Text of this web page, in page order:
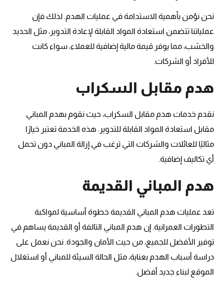
نحن نؤمن بأهمية الاستدامة في عمليات الهدم. لذلك فإن
عملياتنا تتضمن استعادة المواد القابلة لإعادة التدوير، مثل الحديد
والخشب، مما يوفر قيمة مالية إضافية للعملاء، سواء كانت
للأفراد أو الشركات.
هدم مقابل السكراب
نقدم خدمات هدم مقابل السكراب، حيث نقوم بهدم المباني
مقابل استعادة المواد القابلة للتدوير. هذه الخدمة تعتبر خيارًا
مثاليًا للعائلات والشركات التي ترغب في إزالة المباني دون تحمل
أي تكاليف إضافية.
هدم المباني القديمة
تعد عمليات هدم المباني القديمة خطوة أساسية لمواكبة
التطورات العمرانية. إن هدم المباني التالفة أو القديمة يساهم في
توفير الأفضل للجميع، من حيث الأمان والجودة. نحن نعمل على
دراسة أسباب الهدم بعناية، مثل الحالة السيئة للمباني أو استغلال
الموقع لبناء جديد أفضل.